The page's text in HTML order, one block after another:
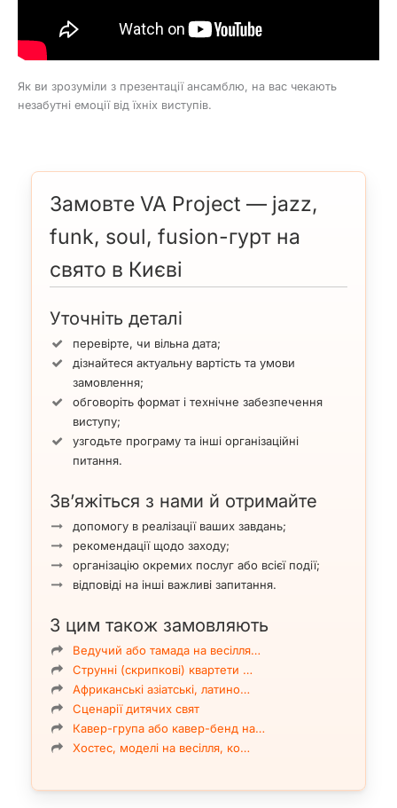
Як ви зрозуміли з презентації ансамблю, на вас чекають
незабутні емоції від їхніх виступів.
Замовте VA Project — jazz,
funk, soul, fusion-гурт на
свято в Києві
Уточніть деталі
перевірте, чи вільна дата;
дізнайтеся актуальну вартість та умови
замовлення;
обговоріть формат і технічне забезпечення
виступу;
узгодьте програму та інші організаційні
питання.
Зв’яжіться з нами й отримайте
допомогу в реалізації ваших завдань;
рекомендації щодо заходу;
організацію окремих послуг або всієї події;
відповіді на інші важливі запитання.
З цим також замовляють
Ведучий або тамада на весілля…
Струнні (скрипкові) квартети …
Африканські азіатські, латино…
Сценарії дитячих свят
Кавер-група або кавер-бенд на…
Хостес, моделі на весілля, ко…